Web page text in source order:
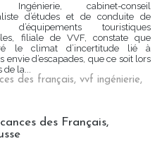
Ingénierie, cabinet-conseil
d’études et de conduite de
d’équipements touristiques
filiale de VVF, constate que
le climat d’incertitude lié à
envie d’escapades, que ce soit lors
de la...
des français, vvf ingénierie,
des Français,